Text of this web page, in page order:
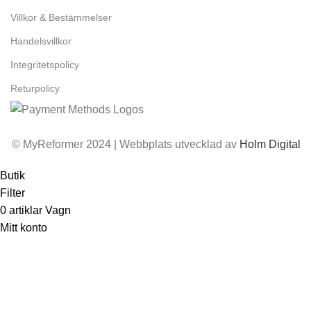
Villkor & Bestämmelser
Handelsvillkor
Integritetspolicy
Returpolicy
© MyReformer 2024 | Webbplats utvecklad av Holm Digital
Butik
Filter
0 artiklar Vagn
Mitt konto